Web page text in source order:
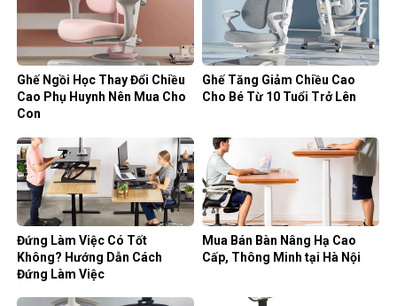
Ghế Ngồi Học Thay Đổi Chiều
Cao Phụ Huynh Nên Mua Cho
Con
Ghế Tăng Giảm Chiều Cao
Cho Bé Từ 10 Tuổi Trở Lên
Đứng Làm Việc Có Tốt
Không? Hướng Dẫn Cách
Đứng Làm Việc
Mua Bán Bàn Nâng Hạ Cao
Cấp, Thông Minh tại Hà Nội